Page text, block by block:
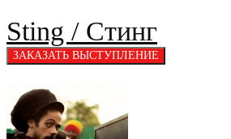
Sting / Стинг